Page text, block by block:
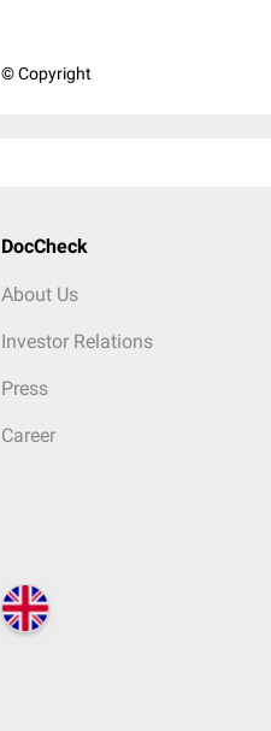
© Copyright
DocCheck
About Us
Investor Relations
Press
Career